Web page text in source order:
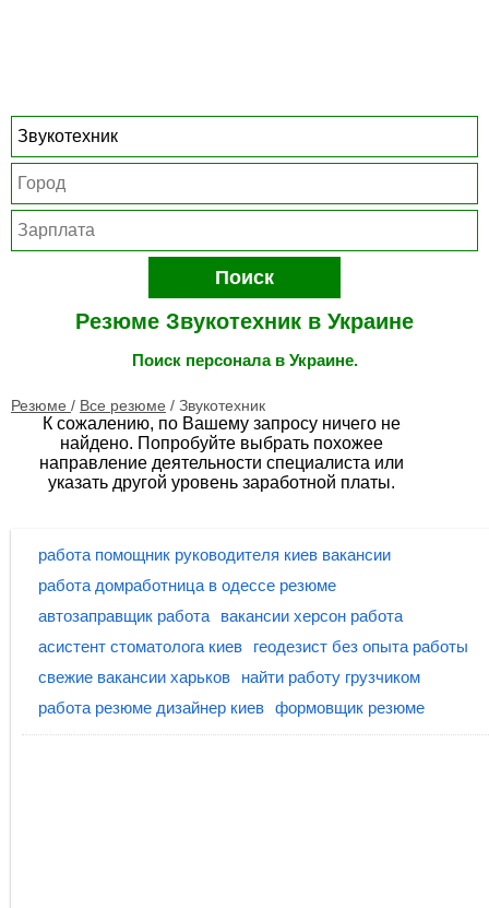
Поиск
Резюме Звукотехник в Украине
Поиск персонала в Украине.
Резюме / Все резюме / Звукотехник
К сожалению, по Вашему запросу ничего не
найдено. Попробуйте выбрать похожее
направление деятельности специалиста или
указать другой уровень заработной платы.
работа помощник руководителя киев вакансии
работа домработница в одессе резюме
автозаправщик работа
вакансии херсон работа
асистент стоматолога киев
геодезист без опыта работы
свежие вакансии харьков
найти работу грузчиком
работа резюме дизайнер киев формовщик резюме